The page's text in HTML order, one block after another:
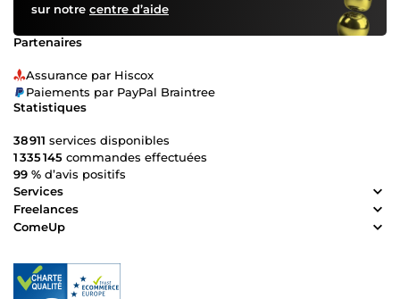
sur notre centre d’aide
Partenaires
Assurance par Hiscox
Paiements par PayPal Braintree
Statistiques
38 911 services disponibles
1 335 145 commandes effectuées
99 % d’avis positifs
Services
Freelances
ComeUp